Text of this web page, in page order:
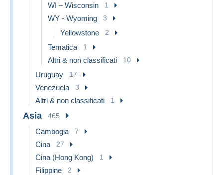
WI – Wisconsin 1
WY - Wyoming 3
Yellowstone 2
Tematica 1
Altri & non classificati 10
Uruguay 17
Venezuela 3
Altri & non classificati 1
Asia 465
Cambogia 7
Cina 27
Cina (Hong Kong) 1
Filippine 2